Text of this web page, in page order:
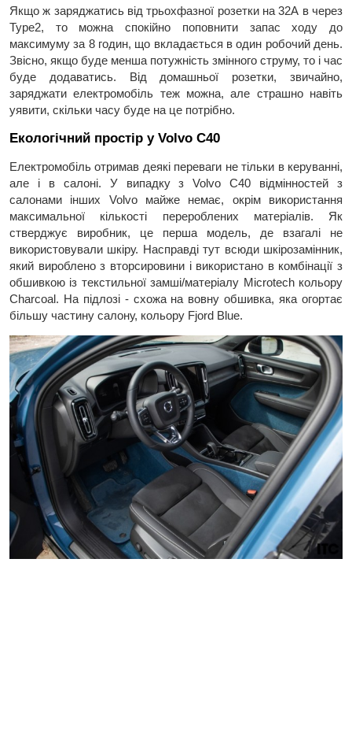
Якщо ж заряджатись від трьохфазної розетки на 32А в через
Type2, то можна спокійно поповнити запас ходу до
максимуму за 8 годин, що вкладається в один робочий день.
Звісно, якщо буде менша потужність змінного струму, то і час
буде додаватись. Від домашньої розетки, звичайно,
заряджати електромобіль теж можна, але страшно навіть
уявити, скільки часу буде на це потрібно.
Екологічний простір у Volvo C40
Електромобіль отримав деякі переваги не тільки в керуванні,
але і в салоні. У випадку з Volvo C40 відмінностей з
салонами інших Volvo майже немає, окрім використання
максимальної кількості перероблених матеріалів. Як
стверджує виробник, це перша модель, де взагалі не
використовували шкіру. Насправді тут всюди шкірозамінник,
який вироблено з вторсировини і використано в комбінації з
обшивкою із текстильної замші/матеріалу Microtech кольору
Charcoal. На підлозі - схожа на вовну обшивка, яка огортає
більшу частину салону, кольору Fjord Blue.